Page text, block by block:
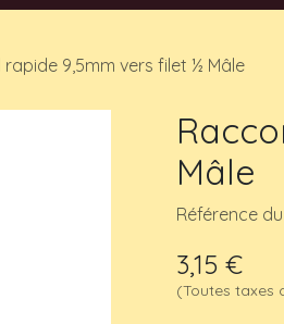
9,5mm vers filet ½ Mâle
Mâle
Référence
3,15 €
(Toutes taxes